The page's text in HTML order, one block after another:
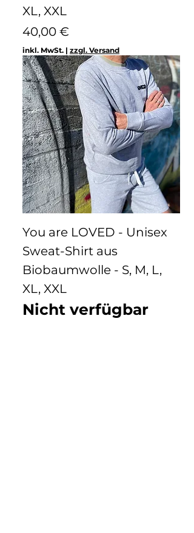
XL, XXL
Preis
40,00 €
inkl. MwSt. | zzgl. Versand
You are LOVED - Unisex
Sweat-Shirt aus
Biobaumwolle - S, M, L,
XL, XXL
Nicht verfügbar